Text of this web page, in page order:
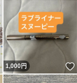
いいね！
1,000円